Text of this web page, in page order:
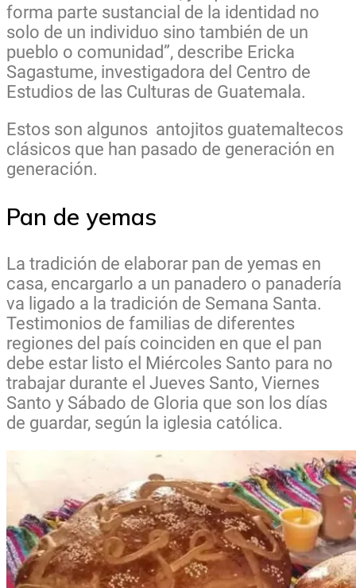
forma parte sustancial de la identidad no
solo de un individuo sino también de un
pueblo o comunidad”, describe Ericka
Sagastume, investigadora del Centro de
Estudios de las Culturas de Guatemala.
Estos son algunos antojitos guatemaltecos
clásicos que han pasado de generación en
generación.
Pan de yemas
La tradición de elaborar pan de yemas en
casa, encargarlo a un panadero o panadería
va ligado a la tradición de Semana Santa.
Testimonios de familias de diferentes
regiones del país coinciden en que el pan
debe estar listo el Miércoles Santo para no
trabajar durante el Jueves Santo, Viernes
Santo y Sábado de Gloria que son los días
de guardar, según la iglesia católica.